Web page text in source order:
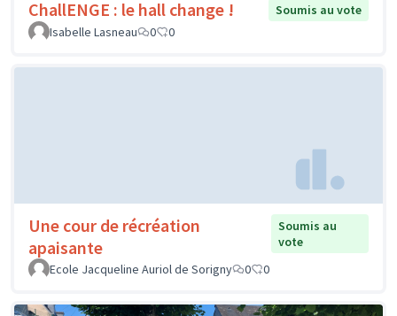
ChallENGE : le hall change !
Soumis au vote
Isabelle Lasneau
0 0
Une cour de récréation
apaisante
Soumis au
vote
Ecole Jacqueline Auriol de Sorigny
0 0